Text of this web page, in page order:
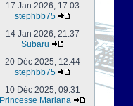
17 Jan 2026, 17:03
stephbb75
14 Jan 2026, 21:37
Subaru
20 Déc 2025, 12:44
stephbb75
10 Déc 2025, 09:31
Princesse Mariana